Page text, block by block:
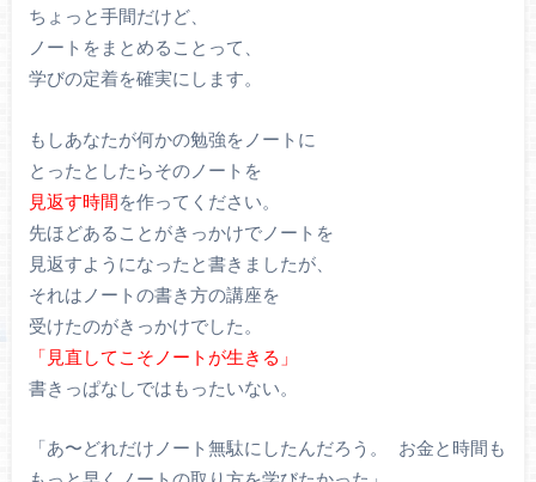
ちょっと手間だけど、
ノートをまとめることって、
学びの定着を確実にします。
もしあなたが何かの勉強をノートに
とったとしたらそのノートを
見返す時間を作ってください。
先ほどあることがきっかけでノートを
見返すようになったと書きましたが、
それはノートの書き方の講座を
受けたのがきっかけでした。
「見直してこそノートが生きる」
書きっぱなしではもったいない。
「あ〜どれだけノート無駄にしたんだろう。 お金と時間も